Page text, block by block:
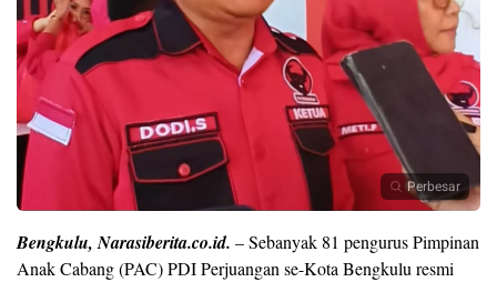
Perbesar
Bengkulu, Narasiberita.co.id. – Sebanyak 81 pengurus Pimpinan
Anak Cabang (PAC) PDI Perjuangan se-Kota Bengkulu resmi